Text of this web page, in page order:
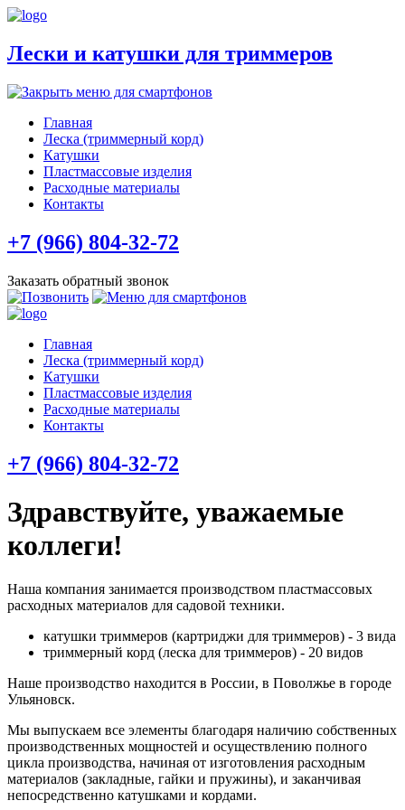
Лески и катушки для триммеров
Главная
Леска (триммерный корд)
Катушки
Пластмассовые изделия
Расходные материалы
Контакты
+7 (966) 804-32-72
Заказать обратный звонок
Главная
Леска (триммерный корд)
Катушки
Пластмассовые изделия
Расходные материалы
Контакты
+7 (966) 804-32-72
Здравствуйте, уважаемые
коллеги!
Наша компания занимается производством пластмассовых
расходных материалов для садовой техники.
катушки триммеров (картриджи для триммеров) - 3 вида
триммерный корд (леска для триммеров) - 20 видов
Наше производство находится в России, в Поволжье в городе
Ульяновск.
Мы выпускаем все элементы благодаря наличию собственных
производственных мощностей и осуществлению полного
цикла производства, начиная от изготовления расходным
материалов (закладные, гайки и пружины), и заканчивая
непосредственно катушками и кордами.